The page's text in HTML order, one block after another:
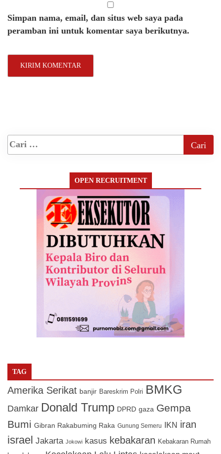
Simpan nama, email, dan situs web saya pada
peramban ini untuk komentar saya berikutnya.
OPEN RECRUITMENT
TAG
Amerika Serikat banjir Bareskrim Polri BMKG
Damkar Donald Trump DPRD gaza Gempa
Bumi Gibran Rakabuming Raka Gunung Semeru IKN iran
israel Jakarta Jokowi kasus kebakaran Kebakaran Rumah